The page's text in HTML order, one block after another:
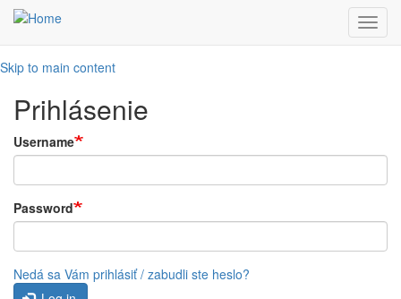
Skip to main content
Prihlásenie
Username
Password
Nedá sa Vám prihlásiť / zabudli ste heslo?